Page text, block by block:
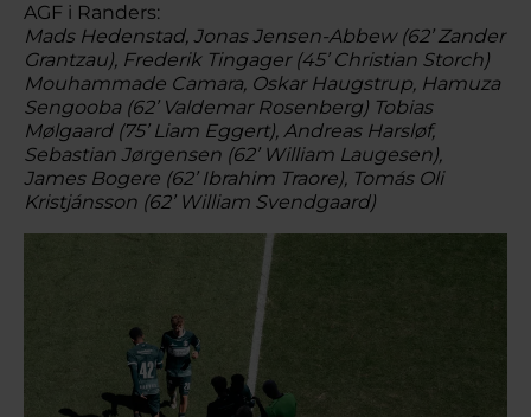
AGF i Randers:
Mads Hedenstad, Jonas Jensen-Abbew (62’ Zander
Grantzau), Frederik Tingager (45’ Christian Storch)
Mouhammade Camara, Oskar Haugstrup, Hamuza
Sengooba (62’ Valdemar Rosenberg) Tobias
Mølgaard (75’ Liam Eggert), Andreas Harsløf,
Sebastian Jørgensen (62’ William Laugesen),
James Bogere (62’ Ibrahim Traore), Tomás Oli
Kristjánsson (62’ William Svendgaard)